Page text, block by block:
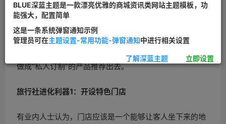
一步步“进化”。以前单一的卖旅行社线路的模式，在这个
互联网思维语境下的时代，已经变得落后而不受欢迎。现
在整个旅游行业都在喊转型，拥有众多传统门店的旅行社
做成“私人订制”的产品推荐出去。
旅行社进化利器1：开设特色门店
有业内人士认为，门店应该是一个能够让客人坐下来的地
BLUE深蓝主题是一款漂亮优雅的商城资讯类网站主题模板，功
能强大，配置简单
这是一条系统弹窗通知示例
管理员可在主题设置-常用功能-弹窗通知中进行相关设置
了解深蓝主题 立即设置